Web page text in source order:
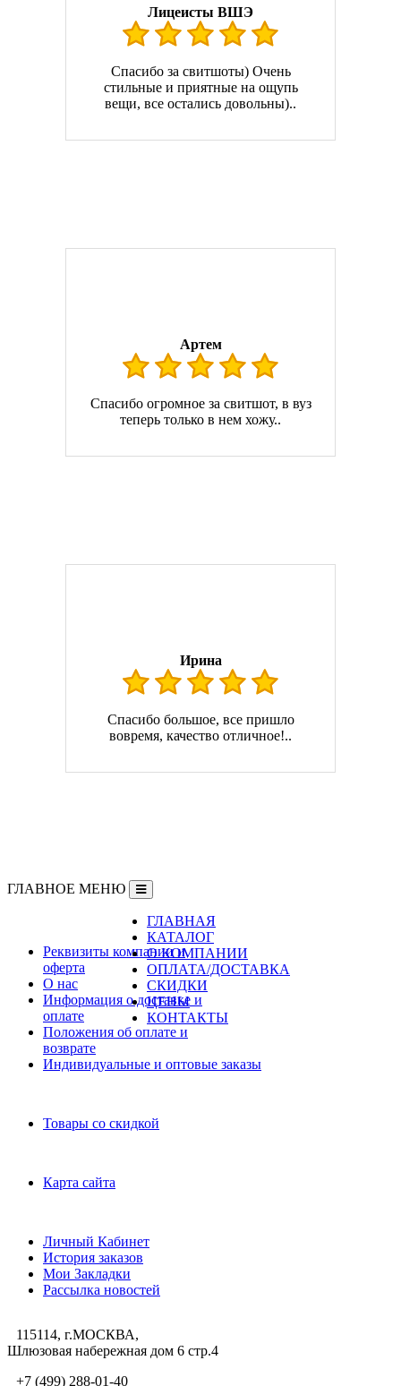
Лицеисты ВШЭ
Спасибо за свитшоты) Очень
стильные и приятные на ощупь
вещи, все остались довольны)..
Артем
Спасибо огромное за свитшот, в вуз
теперь только в нем хожу..
Ирина
Спасибо большое, все пришло
вовремя, качество отличное!..
ГЛАВНОЕ МЕНЮ
ГЛАВНАЯ
КАТАЛОГ
О КОМПАНИИ
ОПЛАТА/ДОСТАВКА
СКИДКИ
ЦЕНЫ
КОНТАКТЫ
Реквизиты компании и
оферта
О нас
Информация о доставке и
оплате
Положения об оплате и
возврате
Индивидуальные и оптовые заказы
Товары со скидкой
Карта сайта
Личный Кабинет
История заказов
Мои Закладки
Рассылка новостей
115114, г.МОСКВА,
Шлюзовая набережная дом 6 стр.4
+7 (499) 288-01-40